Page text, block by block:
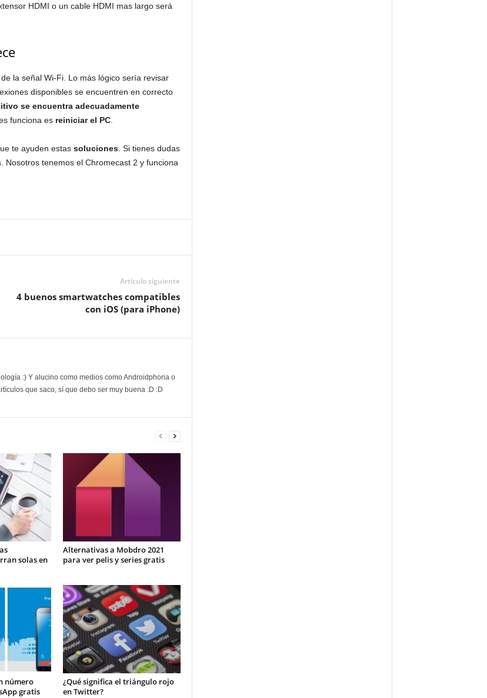
HDMI o un cable HDMI mas largo será
la señal Wi-Fi. Lo más lógico sería revisar
disponibles se encuentren en correcto
se encuentra adecuadamente
funciona es reiniciar el PC.
te ayuden estas soluciones. Si tienes dudas
tenemos el Chromecast 2 y funciona
Artículo siguiente
4 buenos smartwatches compatibles
con iOS (para iPhone)
:) Y alucino como medios como Androidphoria o
que saco, sí que debo ser muy buena :D :D
solas en
Alternativas a Mobdro 2021
para ver pelis y series gratis
número
gratis
¿Qué significa el triángulo rojo
en Twitter?